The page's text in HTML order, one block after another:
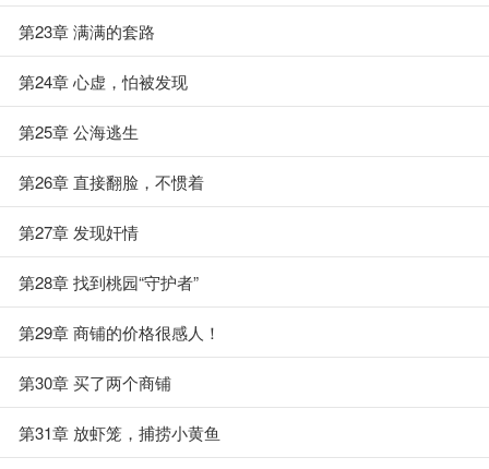
第23章 满满的套路
第24章 心虚，怕被发现
第25章 公海逃生
第26章 直接翻脸，不惯着
第27章 发现奸情
第28章 找到桃园“守护者”
第29章 商铺的价格很感人！
第30章 买了两个商铺
第31章 放虾笼，捕捞小黄鱼